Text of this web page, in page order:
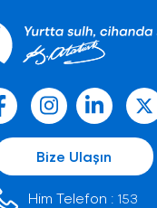
Bize Ulaşın
Him Telefon : 153